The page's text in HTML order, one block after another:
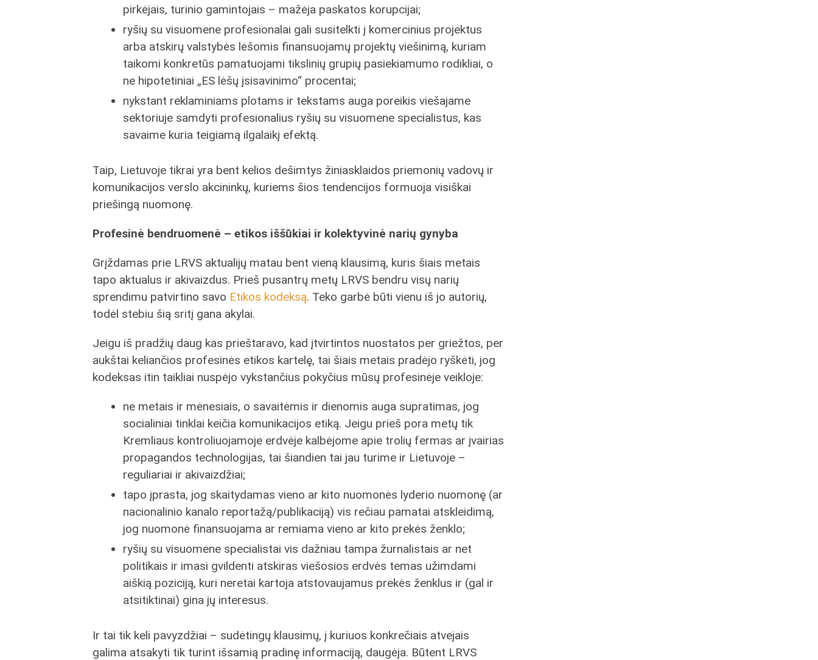
pirkėjais, turinio gamintojais – mažėja paskatos korupcijai;
ryšių su visuomene profesionalai gali susitelkti į komercinius projektus
arba atskirų valstybės lėšomis finansuojamų projektų viešinimą, kuriam
taikomi konkretūs pamatuojami tikslinių grupių pasiekiamumo rodikliai, o
ne hipotetiniai „ES lėšų įsisavinimo“ procentai;
nykstant reklaminiams plotams ir tekstams auga poreikis viešajame
sektoriuje samdyti profesionalius ryšių su visuomene specialistus, kas
savaime kuria teigiamą ilgalaikį efektą.
Taip, Lietuvoje tikrai yra bent kelios dešimtys žiniasklaidos priemonių vadovų ir
komunikacijos verslo akcininkų, kuriems šios tendencijos formuoja visiškai
priešingą nuomonę.
Profesinė bendruomenė – etikos iššūkiai ir kolektyvinė narių gynyba
Grįždamas prie LRVS aktualijų matau bent vieną klausimą, kuris šiais metais
tapo aktualus ir akivaizdus. Prieš pusantrų metų LRVS bendru visų narių
sprendimu patvirtino savo Etikos kodeksą. Teko garbė būti vienu iš jo autorių,
todėl stebiu šią sritį gana akylai.
Jeigu iš pradžių daug kas prieštaravo, kad įtvirtintos nuostatos per griežtos, per
aukštai keliančios profesinės etikos kartelę, tai šiais metais pradėjo ryškėti, jog
kodeksas itin taikliai nuspėjo vykstančius pokyčius mūsų profesinėje veikloje:
ne metais ir mėnesiais, o savaitėmis ir dienomis auga supratimas, jog
socialiniai tinklai keičia komunikacijos etiką. Jeigu prieš pora metų tik
Kremliaus kontroliuojamoje erdvėje kalbėjome apie trolių fermas ar įvairias
propagandos technologijas, tai šiandien tai jau turime ir Lietuvoje –
reguliariai ir akivaizdžiai;
tapo įprasta, jog skaitydamas vieno ar kito nuomonės lyderio nuomonę (ar
nacionalinio kanalo reportažą/publikaciją) vis rečiau pamatai atskleidimą,
jog nuomonė finansuojama ar remiama vieno ar kito prekės ženklo;
ryšių su visuomene specialistai vis dažniau tampa žurnalistais ar net
politikais ir imasi gvildenti atskiras viešosios erdvės temas užimdami
aiškią poziciją, kuri neretai kartoja atstovaujamus prekės ženklus ir (gal ir
atsitiktinai) gina jų interesus.
Ir tai tik keli pavyzdžiai – sudėtingų klausimų, į kuriuos konkrečiais atvejais
galima atsakyti tik turint išsamią pradinę informaciją, daugėja. Būtent LRVS